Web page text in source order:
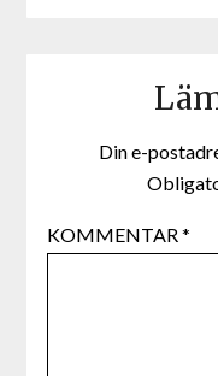
Din e-
KOMMENTAR*